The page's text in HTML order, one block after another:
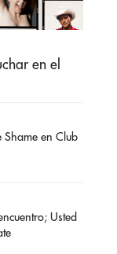
en el
Shame en Club
Usted